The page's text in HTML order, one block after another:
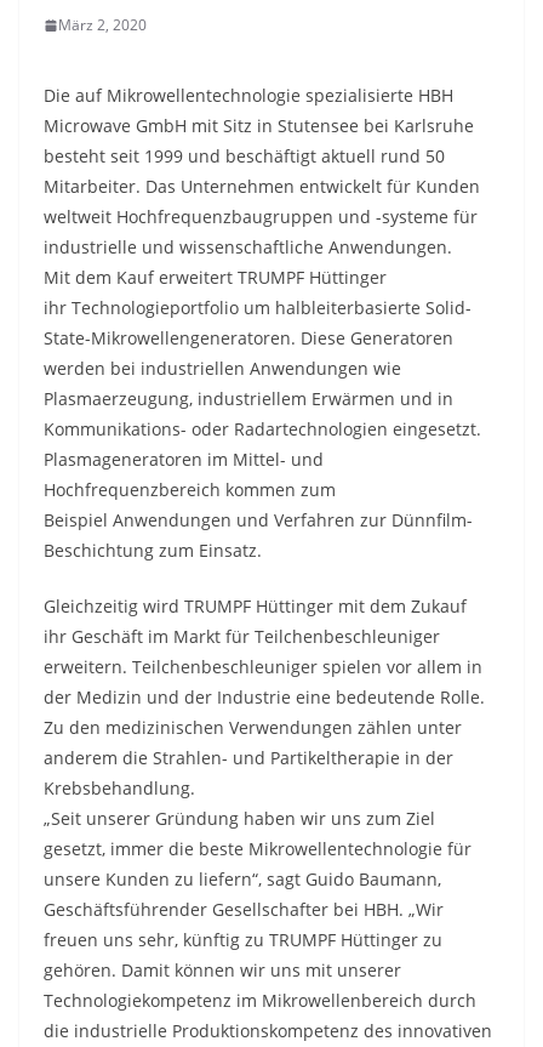
März 2, 2020
Die auf Mikrowellentechnologie spezialisierte HBH
Microwave GmbH mit Sitz in Stutensee bei Karlsruhe
besteht seit 1999 und beschäftigt aktuell rund 50
Mitarbeiter. Das Unternehmen entwickelt für Kunden
weltweit Hochfrequenzbaugruppen und -systeme für
industrielle und wissenschaftliche Anwendungen.
Mit dem Kauf erweitert TRUMPF Hüttinger
ihr Technologieportfolio um halbleiterbasierte Solid-
State-Mikrowellengeneratoren. Diese Generatoren
werden bei industriellen Anwendungen wie
Plasmaerzeugung, industriellem Erwärmen und in
Kommunikations- oder Radartechnologien eingesetzt.
Plasmageneratoren im Mittel- und
Hochfrequenzbereich kommen zum
Beispiel Anwendungen und Verfahren zur Dünnfilm-
Beschichtung zum Einsatz.
Gleichzeitig wird TRUMPF Hüttinger mit dem Zukauf
ihr Geschäft im Markt für Teilchenbeschleuniger
erweitern. Teilchenbeschleuniger spielen vor allem in
der Medizin und der Industrie eine bedeutende Rolle.
Zu den medizinischen Verwendungen zählen unter
anderem die Strahlen- und Partikeltherapie in der
Krebsbehandlung.
„Seit unserer Gründung haben wir uns zum Ziel
gesetzt, immer die beste Mikrowellentechnologie für
unsere Kunden zu liefern“, sagt Guido Baumann,
Geschäftsführender Gesellschafter bei HBH. „Wir
freuen uns sehr, künftig zu TRUMPF Hüttinger zu
gehören. Damit können wir uns mit unserer
Technologiekompetenz im Mikrowellenbereich durch
die industrielle Produktionskompetenz des innovativen